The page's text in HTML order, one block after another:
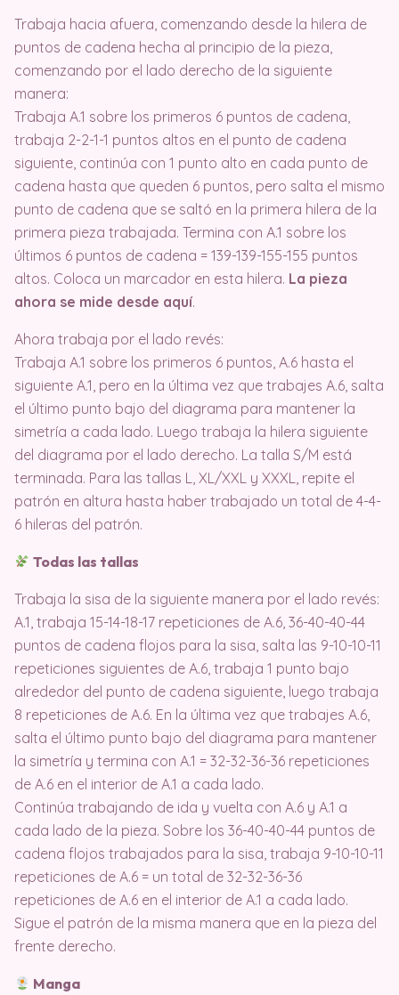
Trabaja hacia afuera, comenzando desde la hilera de
puntos de cadena hecha al principio de la pieza,
comenzando por el lado derecho de la siguiente
manera:
Trabaja A.1 sobre los primeros 6 puntos de cadena,
trabaja 2-2-1-1 puntos altos en el punto de cadena
siguiente, continúa con 1 punto alto en cada punto de
cadena hasta que queden 6 puntos, pero salta el mismo
punto de cadena que se saltó en la primera hilera de la
primera pieza trabajada. Termina con A.1 sobre los
últimos 6 puntos de cadena = 139-139-155-155 puntos
altos. Coloca un marcador en esta hilera. La pieza
ahora se mide desde aquí.
Ahora trabaja por el lado revés:
Trabaja A.1 sobre los primeros 6 puntos, A.6 hasta el
siguiente A.1, pero en la última vez que trabajes A.6, salta
el último punto bajo del diagrama para mantener la
simetría a cada lado. Luego trabaja la hilera siguiente
del diagrama por el lado derecho. La talla S/M está
terminada. Para las tallas L, XL/XXL y XXXL, repite el
patrón en altura hasta haber trabajado un total de 4-4-
6 hileras del patrón.
Todas las tallas
Trabaja la sisa de la siguiente manera por el lado revés:
A.1, trabaja 15-14-18-17 repeticiones de A.6, 36-40-40-44
puntos de cadena flojos para la sisa, salta las 9-10-10-11
repeticiones siguientes de A.6, trabaja 1 punto bajo
alrededor del punto de cadena siguiente, luego trabaja
8 repeticiones de A.6. En la última vez que trabajes A.6,
salta el último punto bajo del diagrama para mantener
la simetría y termina con A.1 = 32-32-36-36 repeticiones
de A.6 en el interior de A.1 a cada lado.
Continúa trabajando de ida y vuelta con A.6 y A.1 a
cada lado de la pieza. Sobre los 36-40-40-44 puntos de
cadena flojos trabajados para la sisa, trabaja 9-10-10-11
repeticiones de A.6 = un total de 32-32-36-36
repeticiones de A.6 en el interior de A.1 a cada lado.
Sigue el patrón de la misma manera que en la pieza del
frente derecho.
Manga